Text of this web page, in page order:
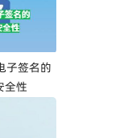
子签名的
全性